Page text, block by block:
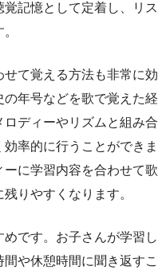
記憶として定着し、リス
て覚える方法も非常に効
年号などを歌で覚えた経
ディーやリズムと組み合
率的に行うことができま
に学習内容を合わせて歌
りやすくなります。
です。お子さんが学習し
や休憩時間に聞き返すこ